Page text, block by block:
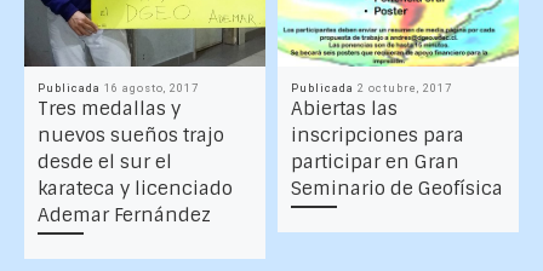
Publicada 16 agosto, 2017
Tres medallas y
nuevos sueños trajo
desde el sur el
karateca y licenciado
Ademar Fernández
Publicada 2 octubre, 2017
Abiertas las
inscripciones para
participar en Gran
Seminario de Geofísica